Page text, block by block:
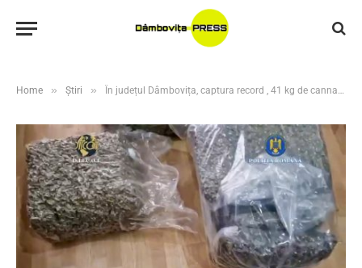
Home » Știri » În județul Dâmbovița, captura record , 41 kg de cannabis, capturate în flagrant